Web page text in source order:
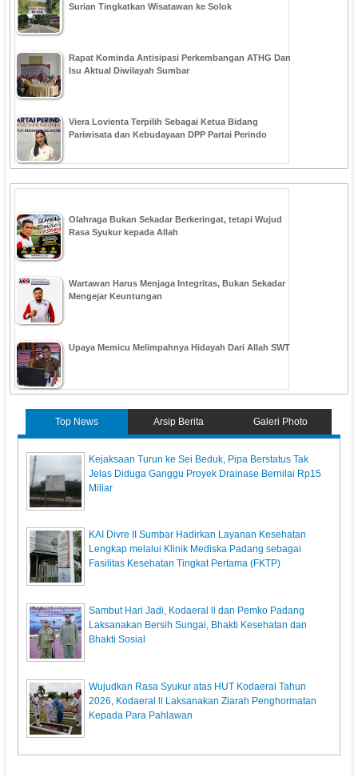
Surian Tingkatkan Wisatawan ke Solok
Rapat Kominda Antisipasi Perkembangan ATHG Dan
Isu Aktual Diwilayah Sumbar
Viera Lovienta Terpilih Sebagai Ketua Bidang
Pariwisata dan Kebudayaan DPP Partai Perindo
Olahraga Bukan Sekadar Berkeringat, tetapi Wujud
Rasa Syukur kepada Allah
Wartawan Harus Menjaga Integritas, Bukan Sekadar
Mengejar Keuntungan
Upaya Memicu Melimpahnya Hidayah Dari Allah SWT
Top News Arsip Berita Galeri Photo
Kejaksaan Turun ke Sei Beduk, Pipa Berstatus Tak
Jelas Diduga Ganggu Proyek Drainase Bernilai Rp15
Miliar
KAI Divre II Sumbar Hadirkan Layanan Kesehatan
Lengkap melalui Klinik Mediska Padang sebagai
Fasilitas Kesehatan Tingkat Pertama (FKTP)
Sambut Hari Jadi, Kodaeral ll dan Pemko Padang
Laksanakan Bersih Sungai, Bhakti Kesehatan dan
Bhakti Sosial
Wujudkan Rasa Syukur atas HUT Kodaeral Tahun
2026, Kodaeral ll Laksanakan Ziarah Penghormatan
Kepada Para Pahlawan